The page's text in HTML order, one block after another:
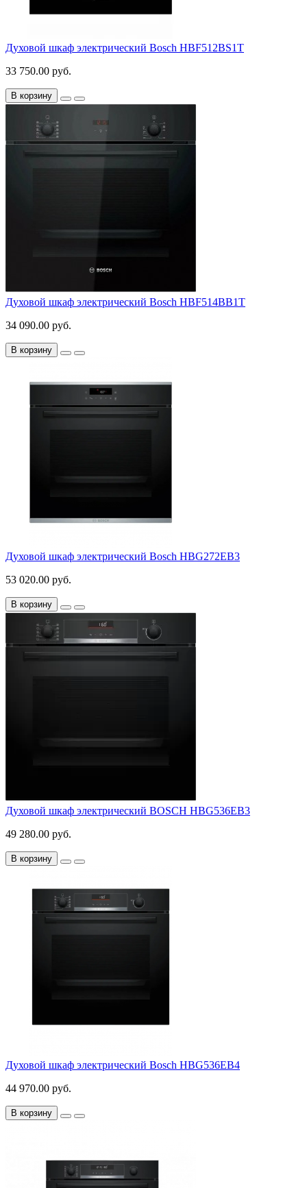
Духовой шкаф электрический Bosch HBF512BS1T
33 750.00 руб.
В корзину
Духовой шкаф электрический Bosch HBF514BB1T
34 090.00 руб.
В корзину
Духовой шкаф электрический Bosch HBG272EB3
53 020.00 руб.
В корзину
Духовой шкаф электрический BOSCH HBG536EB3
49 280.00 руб.
В корзину
Духовой шкаф электрический Bosch HBG536EB4
44 970.00 руб.
В корзину